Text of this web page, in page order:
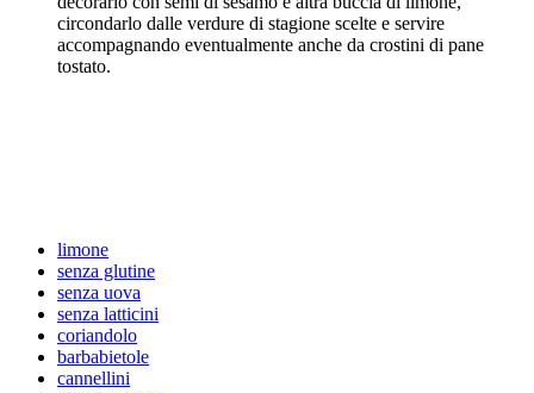
circondarlo dalle verdure di stagione scelte e servire
accompagnando eventualmente anche da crostini di pane
tostato.
limone
senza glutine
senza uova
senza latticini
coriandolo
barbabietole
cannellini